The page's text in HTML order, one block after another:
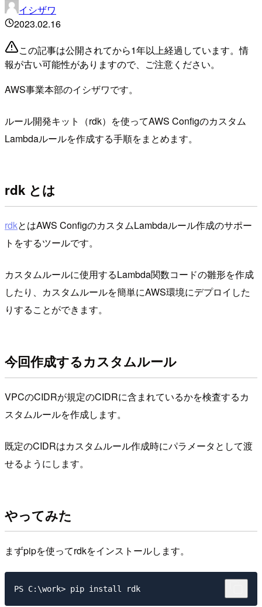
イシザワ
2023.02.16
この記事は公開されてから1年以上経過しています。情
報が古い可能性がありますので、ご注意ください。
AWS事業本部のイシザワです。
ルール開発キット（rdk）を使ってAWS Configのカスタム
Lambdaルールを作成する手順をまとめます。
rdk とは
rdkとはAWS ConfigのカスタムLambdaルール作成のサポー
トをするツールです。
カスタムルールに使用するLambda関数コードの雛形を作成
したり、カスタムルールを簡単にAWS環境にデプロイした
りすることができます。
今回作成するカスタムルール
VPCのCIDRが規定のCIDRに含まれているかを検査するカ
スタムルールを作成します。
既定のCIDRはカスタムルール作成時にパラメータとして渡
せるようにします。
やってみた
まずpipを使ってrdkをインストールします。